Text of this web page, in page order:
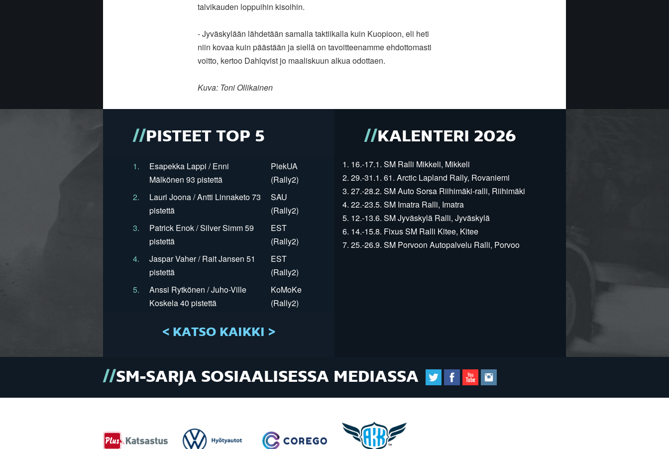
talvikauden loppuihin kisoihin.
- Jyväskylään lähdetään samalla taktiikalla kuin Kuopioon, eli heti
niin kovaa kuin päästään ja siellä on tavoitteenamme ehdottomasti
voitto, kertoo Dahlqvist jo maaliskuun alkua odottaen.
Kuva: Toni Ollikainen
PISTEET TOP 5
1.
Esapekka Lappi / Enni
Mälkönen 93 pistettä
PiekUA
(Rally2)
2.
Lauri Joona / Antti Linnaketo 73
pistettä
SAU
(Rally2)
3.
Patrick Enok / Silver Simm 59
pistettä
EST
(Rally2)
4.
Jaspar Vaher / Rait Jansen 51
pistettä
EST
(Rally2)
5.
Anssi Rytkönen / Juho-Ville
Koskela 40 pistettä
KoMoKe
(Rally2)
< KATSO KAIKKI >
KALENTERI 2026
1. 16.-17.1. SM Ralli Mikkeli, Mikkeli
2. 29.-31.1. 61. Arctic Lapland Rally, Rovaniemi
3. 27.-28.2. SM Auto Sorsa Riihimäki-ralli, Riihimäki
4. 22.-23.5. SM Imatra Ralli, Imatra
5. 12.-13.6. SM Jyväskylä Ralli, Jyväskylä
6. 14.-15.8. Fixus SM Ralli Kitee, Kitee
7. 25.-26.9. SM Porvoon Autopalvelu Ralli, Porvoo
SM-SARJA SOSIAALISESSA MEDIASSA